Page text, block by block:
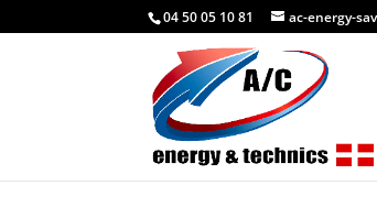
04 50 05 10 81 ac-energy-